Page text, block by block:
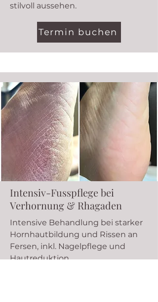
stilvoll aussehen.
Termin buchen
Intensiv-Fusspflege bei
Verhornung & Rhagaden
Intensive Behandlung bei starker
Hornhautbildung und Rissen an
Fersen, inkl. Nagelpflege und
Hautreduktion.